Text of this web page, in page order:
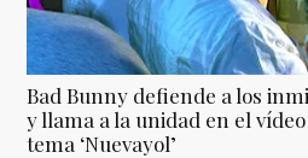
Bad Bunny defiende a los
y llama a la unidad en el
tema ‘Nuevayol’